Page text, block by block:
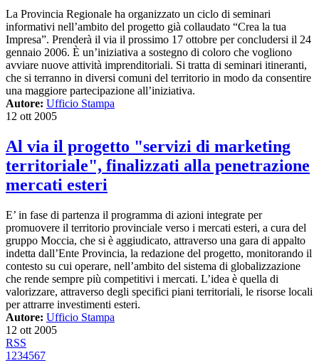
La Provincia Regionale ha organizzato un ciclo di seminari
informativi nell’ambito del progetto già collaudato “Crea la tua
Impresa”. Prenderà il via il prossimo 17 ottobre per concludersi il 24
gennaio 2006. È un’iniziativa a sostegno di coloro che vogliono
avviare nuove attività imprenditoriali. Si tratta di seminari itineranti,
che si terranno in diversi comuni del territorio in modo da consentire
una maggiore partecipazione all’iniziativa.
Autore: Ufficio Stampa
12 ott 2005
Al via il progetto "servizi di marketing
territoriale", finalizzati alla penetrazione
mercati esteri
E’ in fase di partenza il programma di azioni integrate per
promuovere il territorio provinciale verso i mercati esteri, a cura del
gruppo Moccia, che si è aggiudicato, attraverso una gara di appalto
indetta dall’Ente Provincia, la redazione del progetto, monitorando il
contesto su cui operare, nell’ambito del sistema di globalizzazione
che rende sempre più competitivi i mercati. L’idea è quella di
valorizzare, attraverso degli specifici piani territoriali, le risorse locali
per attrarre investimenti esteri.
Autore: Ufficio Stampa
12 ott 2005
RSS
1 234567